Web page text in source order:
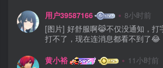
用户39587166 8小时前
[图片] 好舒服啊😹不仅没通知，打
打不了，现在连消息都看不到了😂
黄小裕 11小时前